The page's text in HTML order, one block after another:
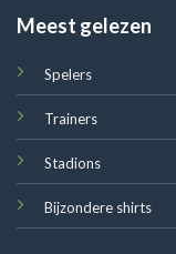
Meest gelezen
Spelers
Trainers
Stadions
Bijzondere shirts